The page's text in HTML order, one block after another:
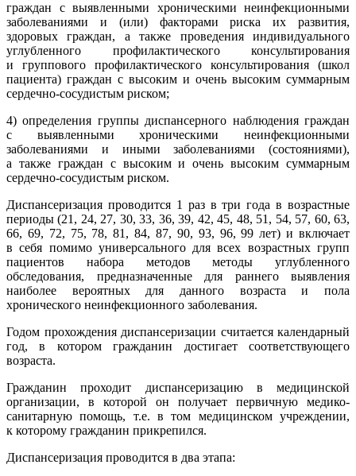
граждан с выявленными хроническими неинфекционными
заболеваниями и (или) факторами риска их развития,
здоровых граждан, а также проведения индивидуального
углубленного профилактического консультирования
и группового профилактического консультирования (школ
пациента) граждан с высоким и очень высоким суммарным
сердечно-сосудистым риском;
4) определения группы диспансерного наблюдения граждан
с выявленными хроническими неинфекционными
заболеваниями и иными заболеваниями (состояниями),
а также граждан с высоким и очень высоким суммарным
сердечно-сосудистым риском.
Диспансеризация проводится 1 раз в три года в возрастные
периоды (21, 24, 27, 30, 33, 36, 39, 42, 45, 48, 51, 54, 57, 60, 63,
66, 69, 72, 75, 78, 81, 84, 87, 90, 93, 96, 99 лет) и включает
в себя помимо универсального для всех возрастных групп
пациентов набора методов методы углубленного
обследования, предназначенные для раннего выявления
наиболее вероятных для данного возраста и пола
хронического неинфекционного заболевания.
Годом прохождения диспансеризации считается календарный
год, в котором гражданин достигает соответствующего
возраста.
Гражданин проходит диспансеризацию в медицинской
организации, в которой он получает первичную медико-
санитарную помощь, т.е. в том медицинском учреждении,
к которому гражданин прикрепился.
Диспансеризация проводится в два этапа: